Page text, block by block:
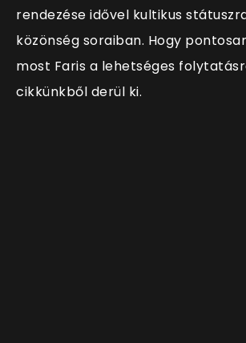
rendezése idővel kultikus
közönség soraiban. Hogy
most Faris a lehetséges
cikkünkből derül ki.